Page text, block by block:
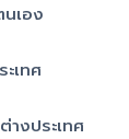
เอง
เทศ
างประเทศ